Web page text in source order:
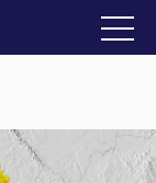
Η άβολη